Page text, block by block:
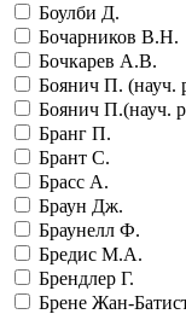
Боулби Д.
Бочарников В.Н.
Бочкарев А.В.
Боянич П. (науч.
Боянич П.(науч.
Бранг П.
Брант С.
Брасс А.
Браун Дж.
Браунелл Ф.
Бредис М.А.
Брендлер Г.
Брене Жан-